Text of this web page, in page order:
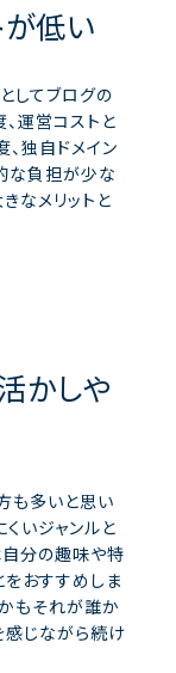
低い
してブログの
運営コストと
独自ドメイン
な負担が少な
なメリットと
かしや
も多いと思い
くいジャンルと
自分の趣味や特
おすすめしま
もそれが誰か
感じながら続け